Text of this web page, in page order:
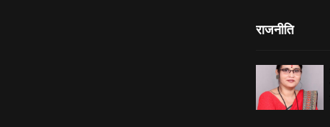
राजनीति